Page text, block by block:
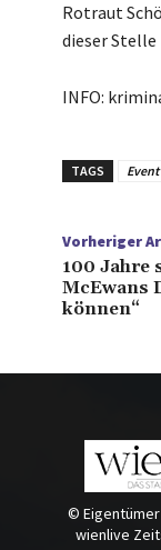
Rotraut
dieser
INFO:
TAGS Event
Vorheriger
100 Jahre
McEwans
können“
©
wienlive